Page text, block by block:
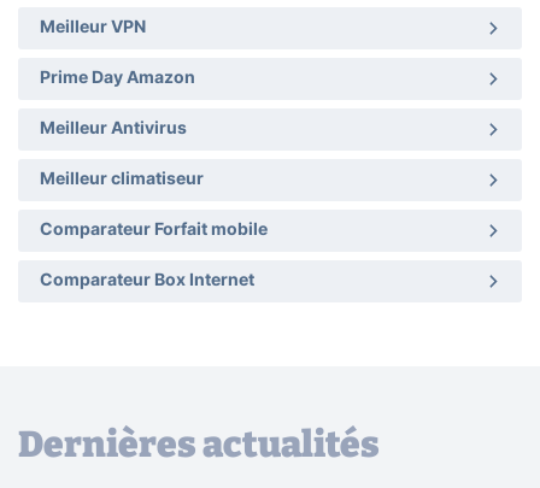
Meilleur VPN
Prime Day Amazon
Meilleur Antivirus
Meilleur climatiseur
Comparateur Forfait mobile
Comparateur Box Internet
Dernières actualités